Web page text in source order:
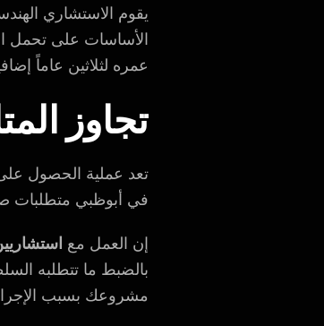
يقوم الاستشاري
عمره لثلاثين عاماً
تجاوز
تعد عملية الحصول
في أبوظبي متطلبات
إن العمل مع
بالضبط ما تتطلبه
مشروعك بسبب